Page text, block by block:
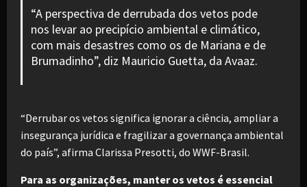
“A perspectiva de derrubada dos vetos pode
nos levar ao precipício ambiental e climático,
com mais desastres como os de Mariana e de
Brumadinho”, diz Mauricio Guetta, da Avaaz.
“Derrubar os vetos significa ignorar a ciência, ampliar a
insegurança jurídica e fragilizar a governança ambiental
do país”, afirma Clarissa Presotti, do WWF-Brasil.
Para as organizações, manter os vetos é essencial